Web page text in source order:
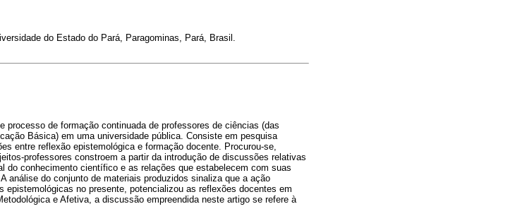
do Estado do Pará, Paragominas, Pará, Brasil.
processo de formação continuada de professores de ciências (das
Básica) em uma universidade pública. Consiste em pesquisa
entre reflexão epistemológica e formação docente. Procurou-se,
professores constroem a partir da introdução de discussões relativas
do conhecimento científico e as relações que estabelecem com suas
análise do conjunto de materiais produzidos sinaliza que a ação
no presente, potencializou as reflexões docentes em
e Afetiva, a discussão empreendida neste artigo se refere à